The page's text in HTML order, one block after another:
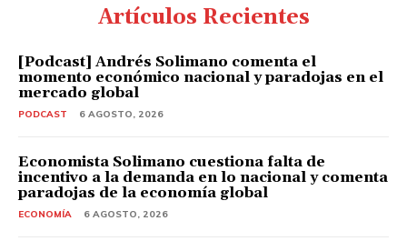
Artículos Recientes
[Podcast] Andrés Solimano comenta el
momento económico nacional y paradojas en el
mercado global
PODCAST 6 AGOSTO, 2026
Economista Solimano cuestiona falta de
incentivo a la demanda en lo nacional y comenta
paradojas de la economía global
ECONOMÍA 6 AGOSTO, 2026